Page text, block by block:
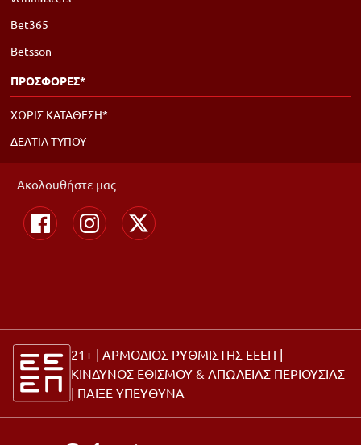
Bet365
Betsson
ΠΡΟΣΦΟΡΕΣ*
ΧΩΡΙΣ ΚΑΤΑΘΕΣΗ*
ΔΕΛΤΙΑ ΤΥΠΟΥ
Ακολουθήστε μας
21+ | ΑΡΜΟΔΙΟΣ ΡΥΘΜΙΣΤΗΣ ΕΕΕΠ |
ΚΙΝΔΥΝΟΣ ΕΘΙΣΜΟΥ & ΑΠΩΛΕΙΑΣ ΠΕΡΙΟΥΣΙΑΣ
| ΠΑΙΞΕ ΥΠΕΥΘΥΝΑ